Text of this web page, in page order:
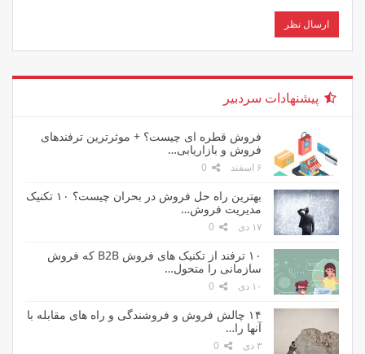
پیشنهادات سردبیر
فروش قطره ای چیست؟ + موثرترین ترفندهای
فروش و بازاریابی…
۶ اسفند
بهترین راه حل فروش در بحران چیست؟ ۱۰ تکنیک
مدیریت فروش…
۱۷ دی
۱۰ ترفند از تکنیک های فروش B2B که فروش
سازمانی را متحول…
۱۰ دی
۱۴ چالش فروش و فروشندگی و راه های مقابله با
آنها را…
۳ دی